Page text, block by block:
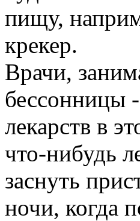
пищу,
крекер.
Врачи,
бессонницы
лекарств в
что-нибудь
заснуть
ночи, когда